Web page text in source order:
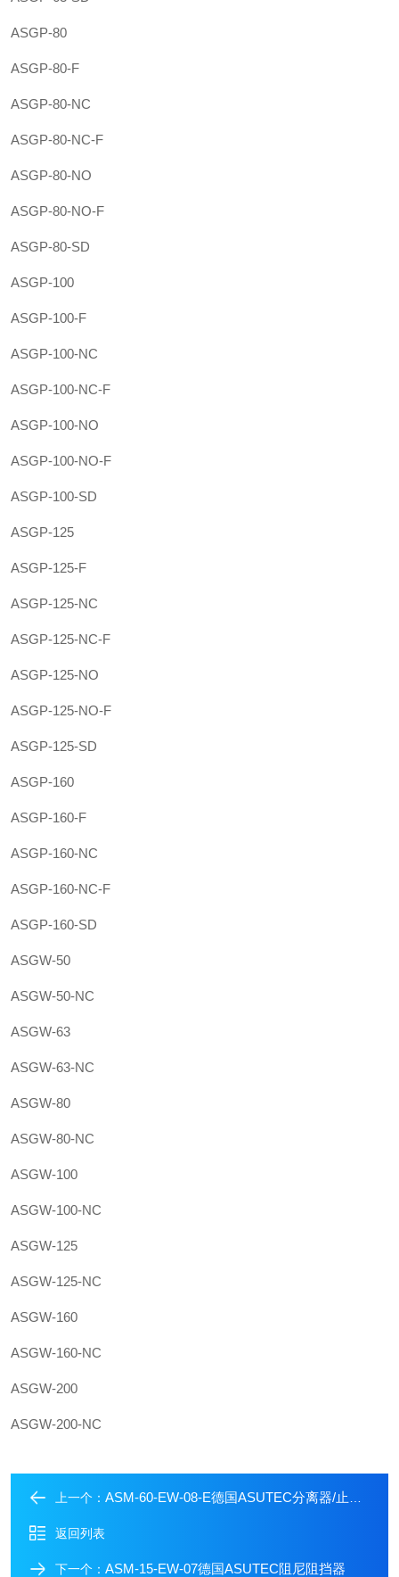
ASGP-80
ASGP-80-F
ASGP-80-NC
ASGP-80-NC-F
ASGP-80-NO
ASGP-80-NO-F
ASGP-80-SD
ASGP-100
ASGP-100-F
ASGP-100-NC
ASGP-100-NC-F
ASGP-100-NO
ASGP-100-NO-F
ASGP-100-SD
ASGP-125
ASGP-125-F
ASGP-125-NC
ASGP-125-NC-F
ASGP-125-NO
ASGP-125-NO-F
ASGP-125-SD
ASGP-160
ASGP-160-F
ASGP-160-NC
ASGP-160-NC-F
ASGP-160-SD
ASGW-50
ASGW-50-NC
ASGW-63
ASGW-63-NC
ASGW-80
ASGW-80-NC
ASGW-100
ASGW-100-NC
ASGW-125
ASGW-125-NC
ASGW-160
ASGW-160-NC
ASGW-200
ASGW-200-NC
上一个： ASM-60-EW-08-E德国ASUTEC分离器/止动器
返回列表
下一个： ASM-15-EW-07德国ASUTEC阻尼阻挡器